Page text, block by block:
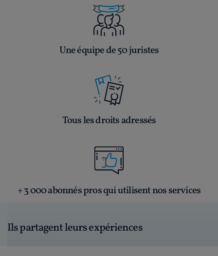
Une équipe de 50 juristes
Tous les droits adressés
+ 3 000 abonnés pros qui utilisent nos services
Ils partagent leurs expériences